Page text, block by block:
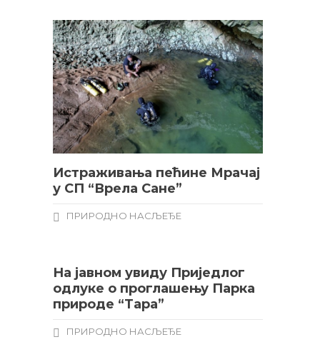
Истраживања пећине Мрачај
у СП “Врела Сане”
ПРИРОДНО НАСЉЕЂЕ
На јавном увиду Пријeдлог
одлуке о проглашењу Парка
природе “Тара”
ПРИРОДНО НАСЉЕЂЕ